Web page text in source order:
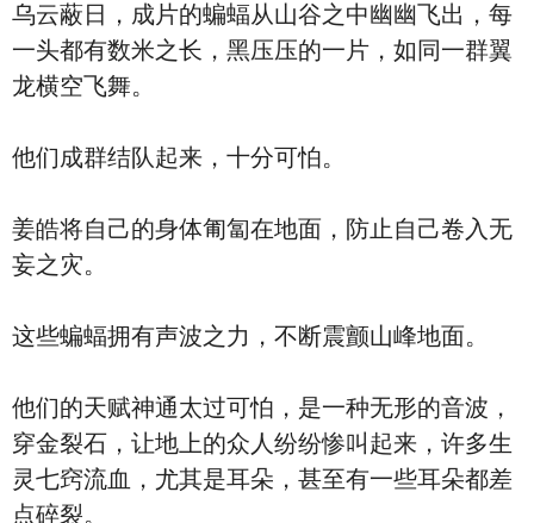
乌云蔽日，成片的蝙蝠从山谷之中幽幽飞出，每
一头都有数米之长，黑压压的一片，如同一群翼
龙横空飞舞。
他们成群结队起来，十分可怕。
姜皓将自己的身体匍匐在地面，防止自己卷入无
妄之灾。
这些蝙蝠拥有声波之力，不断震颤山峰地面。
他们的天赋神通太过可怕，是一种无形的音波，
穿金裂石，让地上的众人纷纷惨叫起来，许多生
灵七窍流血，尤其是耳朵，甚至有一些耳朵都差
点碎裂。